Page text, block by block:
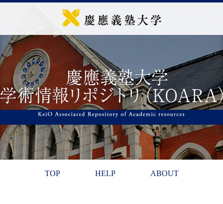
TOP HELP ABOUT